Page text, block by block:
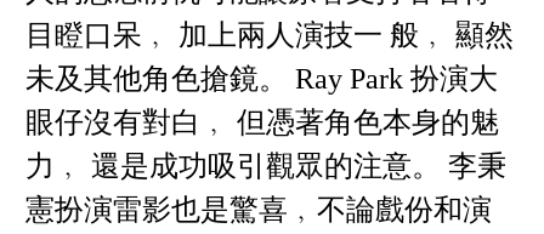
目瞪口呆﹐ 加上兩人演技一 般﹐ 顯然
未及其他角色搶鏡。 Ray Park 扮演大
眼仔沒有對白﹐ 但憑著角色本身的魅
力﹐ 還是成功吸引觀眾的注意。 李秉
憲扮演雷影也是驚喜﹐不論戲份和演